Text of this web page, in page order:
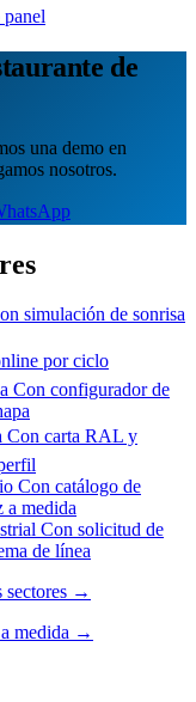
de
una demo en
nosotros.
simulación de sonrisa
por ciclo
Con configurador de
Con carta RAL y
Con catálogo de
a medida
Con solicitud de
de línea
sectores →
a medida →